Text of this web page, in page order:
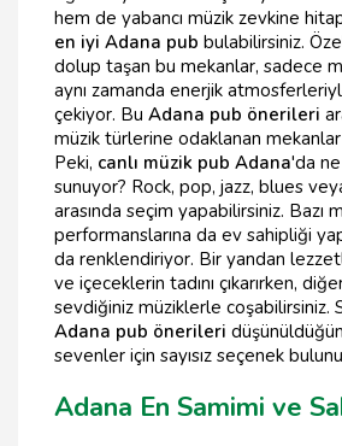
hem de yabancı müzik zevkine
en iyi Adana pub bulabilirsiniz.
dolup taşan bu mekanlar, sadece
aynı zamanda enerjik
çekiyor. Bu Adana pub önerileri
müzik türlerine odaklanan
Peki, canlı müzik pub Adana'da
sunuyor? Rock, pop, jazz, blues
arasında seçim yapabilirsiniz. Bazı
performanslarına da ev sahipliği
da renklendiriyor. Bir yandan lezzetli
ve içeceklerin tadını çıkarırken,
sevdiğiniz müziklerle coşabilirsiniz.
Adana pub önerileri
sevenler için sayısız seçenek
Adana En Samimi ve